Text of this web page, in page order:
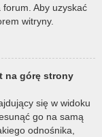
Aby uzyskać
witryny.
na górę strony
się w widoku
go na samą
odnośnika,